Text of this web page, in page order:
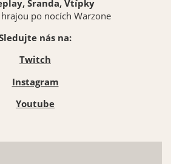
Sranda, Vtípky
po nocích Warzone
nás na:
Twitch
Instagram
Youtube